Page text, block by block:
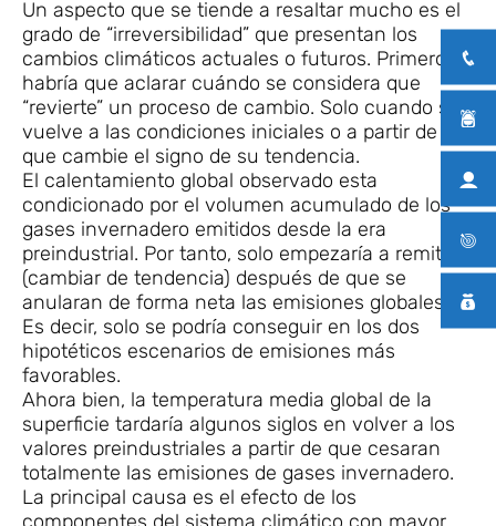
Un aspecto que se tiende a resaltar mucho es el
grado de “irreversibilidad” que presentan los
cambios climáticos actuales o futuros. Primero
habría que aclarar cuándo se considera que
“revierte” un proceso de cambio. Solo cuando se
vuelve a las condiciones iniciales o a partir de
que cambie el signo de su tendencia.
El calentamiento global observado esta
condicionado por el volumen acumulado de los
gases invernadero emitidos desde la era
preindustrial. Por tanto, solo empezaría a remitir
(cambiar de tendencia) después de que se
anularan de forma neta las emisiones globales.
Es decir, solo se podría conseguir en los dos
hipotéticos escenarios de emisiones más
favorables.
Ahora bien, la temperatura media global de la
superficie tardaría algunos siglos en volver a los
valores preindustriales a partir de que cesaran
totalmente las emisiones de gases invernadero.
La principal causa es el efecto de los
componentes del sistema climático con mayor